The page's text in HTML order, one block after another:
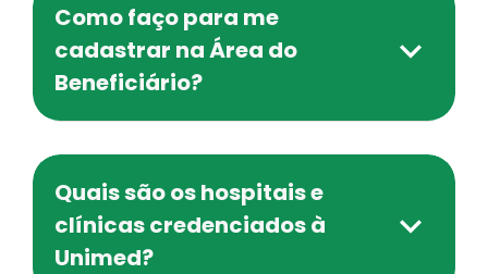
Como faço para me
cadastrar na Área do
Beneficiário?
Quais são os hospitais e
clínicas credenciados à
Unimed?